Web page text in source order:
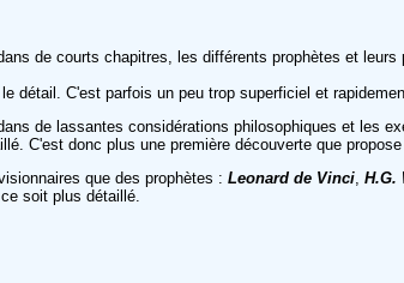
de courts chapitres, les différents prophètes et
C'est parfois un peu trop superficiel et
de lassantes considérations philosophiques et les
C'est donc plus une première découverte que propose
que des prophètes : Leonard de Vinci H.G.
soit plus détaillé.